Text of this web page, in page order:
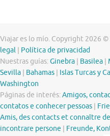
Viajar es lo mío. Copyright 2026 ©
legal
Política de privacidad
Nuestras guías:Ginebra Basilea
Sevilla
Bahamas Islas Turcas y
Washington
Páginas de interés:Amigos,
contatos e conhecer pessoas
Amis, des contacts et connaître
incontrare persone
Freunde,